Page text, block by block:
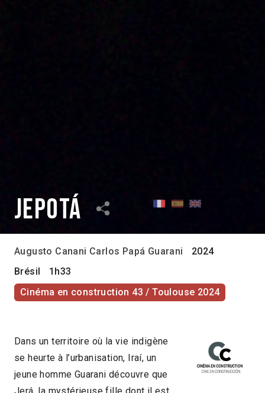
Jepotá
Augusto Canani Carlos Papá Guarani
2024
Brésil
1h33
Cinéma en construction 43 / Toulouse 2024
Dans un territoire où la vie indigène
se heurte à l’urbanisation, Iraí, un
jeune homme Guarani découvre que